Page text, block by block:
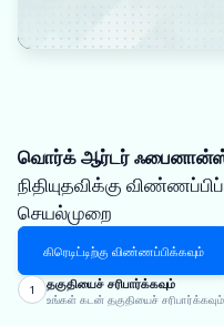
வொர்க் ஆர்டர் ஃபைனான்ஸ்-
நிதியுதவிக்கு
செயல்முறை
கிரெடிட்டிற்கு விண்ணப்பிக்கவும்
1 தகுதியைச் சரிபார்க்கவும்
உங்கள் கடன் தகுதியைச் சரிபார்க்கவும்